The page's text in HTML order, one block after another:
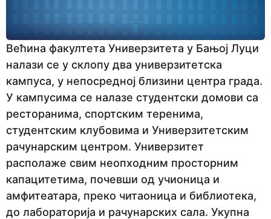
Већина факултета Универзитета у Бањој Луци
налази се у склопу два универзитетска
кампуса, у непосредној близини центра града.
У кампусима се налазе студентски домови са
ресторанима, спортским теренима,
студентским клубовима и Универзитетским
рачунарским центром. Универзитет
располаже свим неопходним просторним
капацитетима, почевши од учионица и
амфитеатара, преко читаоница и библиотека,
до лабораторија и рачунарских сала. Укупна